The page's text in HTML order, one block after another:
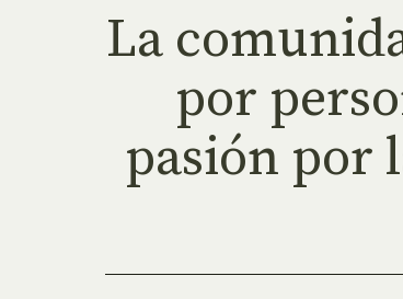
La
por
pasión por